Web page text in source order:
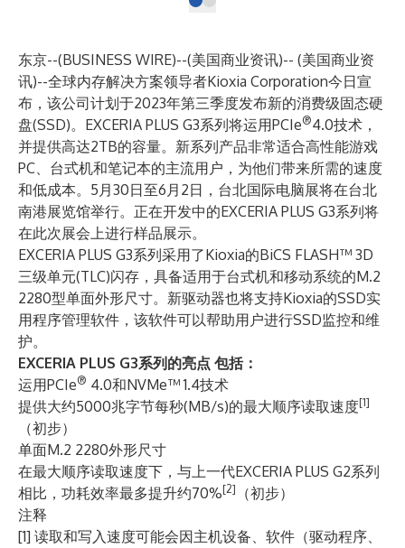
东京--(BUSINESS WIRE)--(美国商业资讯)-- (美国商业资
讯)--全球内存解决方案领导者Kioxia Corporation今日宣
布，该公司计划于2023年第三季度发布新的消费级固态硬
盘(SSD)。EXCERIA PLUS G3系列将运用PCIe®4.0技术，
并提供高达2TB的容量。新系列产品非常适合高性能游戏
PC、台式机和笔记本的主流用户，为他们带来所需的速度
和低成本。5月30日至6月2日，台北国际电脑展将在台北
南港展览馆举行。正在开发中的EXCERIA PLUS G3系列将
在此次展会上进行样品展示。
EXCERIA PLUS G3系列采用了Kioxia的BiCS FLASH™ 3D
三级单元(TLC)闪存，具备适用于台式机和移动系统的M.2
2280型单面外形尺寸。新驱动器也将支持Kioxia的SSD实
用程序管理软件，该软件可以帮助用户进行SSD监控和维
护。
EXCERIA PLUS G3系列的亮点 包括：
运用PCIe® 4.0和NVMe™ 1.4技术
提供大约5000兆字节每秒(MB/s)的最大顺序读取速度[1]
（初步）
单面M.2 2280外形尺寸
在最大顺序读取速度下，与上一代EXCERIA PLUS G2系列
相比，功耗效率最多提升约70%[2]
（初步）
注释
[1] 读取和写入速度可能会因主机设备、软件（驱动程序、